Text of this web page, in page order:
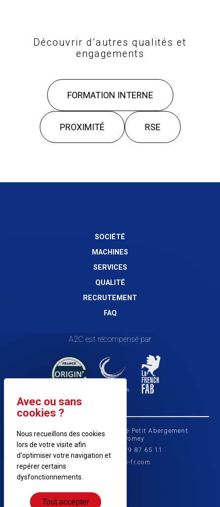
Découvrir d’autres qualités et
engagements
FORMATION INTERNE
PROXIMITÉ RSE
SOCIÉTÉ
MACHINES
SERVICES
QUALITÉ
RECRUTEMENT
FAQ
A2C est récompensé par
A2C - 1 chemin du Nerbier, Le Petit Abergement
01260 Haut Valromey
Tél : +33 (0) 4 79 87 65 11
- commercial@a2c-fr.com
Nous recueillons des cookies
lors de votre visite afin
d'optimiser votre navigation et
repérer certains
dysfonctionnements.
Tout accepter